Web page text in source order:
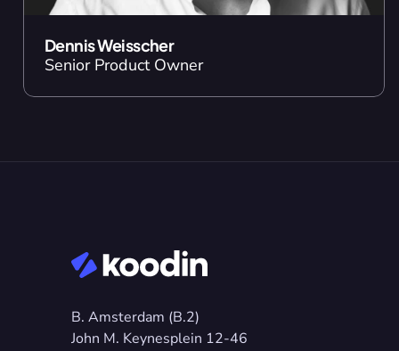
Dennis Weisscher
Senior Product Owner
B. Amsterdam (B.2)
John M. Keynesplein 12-46